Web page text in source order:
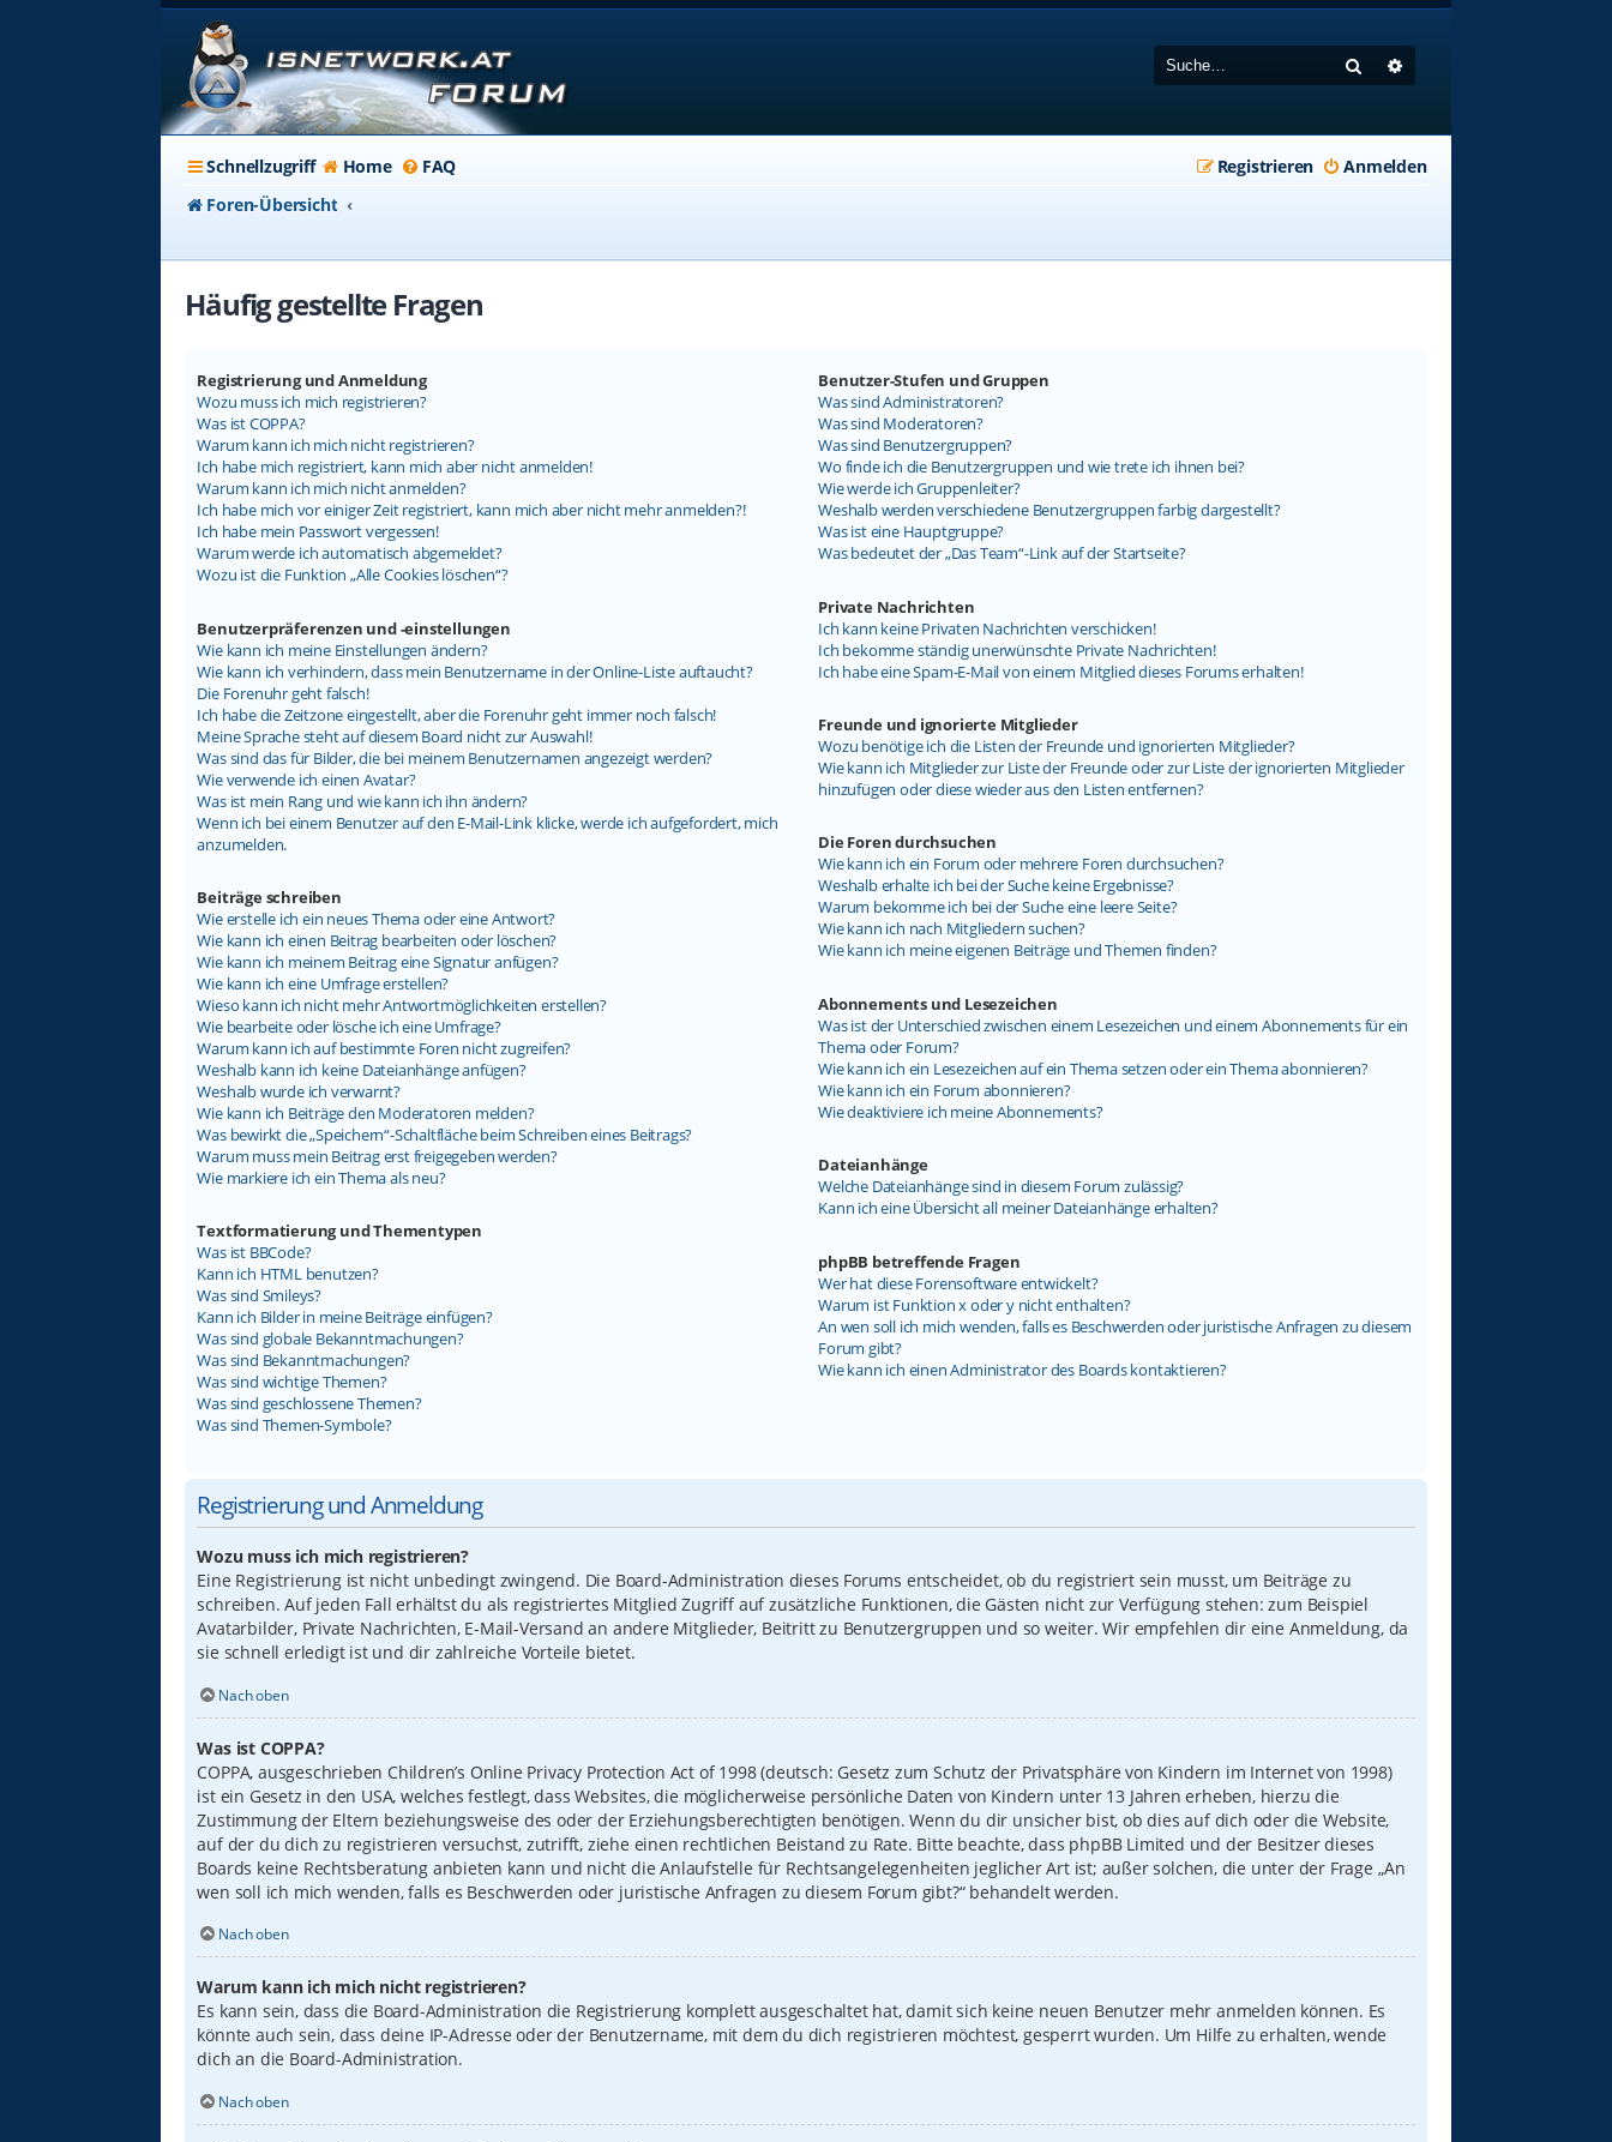
Suche
Schnellzugriff Home FAQ Anmelden
Registrieren
Foren-Übersicht
Häufig gestellte Fragen
Registrierung und Anmeldung
Wozu muss ich mich registrieren?
Was ist COPPA?
Warum kann ich mich nicht registrieren?
Ich habe mich registriert, kann mich aber nicht anmelden!
Warum kann ich mich nicht anmelden?
Ich habe mich vor einiger Zeit registriert, kann mich aber nicht mehr anmelden?!
Ich habe mein Passwort vergessen!
Warum werde ich automatisch abgemeldet?
Wozu ist die Funktion „Alle Cookies löschen“?
Benutzerpräferenzen und -einstellungen
Wie kann ich meine Einstellungen ändern?
Wie kann ich verhindern, dass mein Benutzername in der Online-Liste auftaucht?
Die Forenuhr geht falsch!
Ich habe die Zeitzone eingestellt, aber die Forenuhr geht immer noch falsch!
Meine Sprache steht auf diesem Board nicht zur Auswahl!
Was sind das für Bilder, die bei meinem Benutzernamen angezeigt werden?
Wie verwende ich einen Avatar?
Was ist mein Rang und wie kann ich ihn ändern?
Wenn ich bei einem Benutzer auf den E-Mail-Link klicke, werde ich aufgefordert, mich
anzumelden.
Beiträge schreiben
Wie erstelle ich ein neues Thema oder eine Antwort?
Wie kann ich einen Beitrag bearbeiten oder löschen?
Wie kann ich meinem Beitrag eine Signatur anfügen?
Wie kann ich eine Umfrage erstellen?
Wieso kann ich nicht mehr Antwortmöglichkeiten erstellen?
Wie bearbeite oder lösche ich eine Umfrage?
Warum kann ich auf bestimmte Foren nicht zugreifen?
Weshalb kann ich keine Dateianhänge anfügen?
Weshalb wurde ich verwarnt?
Wie kann ich Beiträge den Moderatoren melden?
Was bewirkt die „Speichern“-Schaltfläche beim Schreiben eines Beitrags?
Warum muss mein Beitrag erst freigegeben werden?
Wie markiere ich ein Thema als neu?
Textformatierung und Thementypen
Was ist BBCode?
Kann ich HTML benutzen?
Was sind Smileys?
Kann ich Bilder in meine Beiträge einfügen?
Was sind globale Bekanntmachungen?
Was sind Bekanntmachungen?
Was sind wichtige Themen?
Was sind geschlossene Themen?
Was sind Themen-Symbole?
Benutzer-Stufen und Gruppen
Was sind Administratoren?
Was sind Moderatoren?
Was sind Benutzergruppen?
Wo finde ich die Benutzergruppen und wie trete ich ihnen bei?
Wie werde ich Gruppenleiter?
Weshalb werden verschiedene Benutzergruppen farbig dargestellt?
Was ist eine Hauptgruppe?
Was bedeutet der „Das Team“-Link auf der Startseite?
Private Nachrichten
Ich kann keine Privaten Nachrichten verschicken!
Ich bekomme ständig unerwünschte Private Nachrichten!
Ich habe eine Spam-E-Mail von einem Mitglied dieses Forums erhalten!
Freunde und ignorierte Mitglieder
Wozu benötige ich die Listen der Freunde und ignorierten Mitglieder?
Wie kann ich Mitglieder zur Liste der Freunde oder zur Liste der ignorierten Mitglieder
hinzufügen oder diese wieder aus den Listen entfernen?
Die Foren durchsuchen
Wie kann ich ein Forum oder mehrere Foren durchsuchen?
Weshalb erhalte ich bei der Suche keine Ergebnisse?
Warum bekomme ich bei der Suche eine leere Seite?
Wie kann ich nach Mitgliedern suchen?
Wie kann ich meine eigenen Beiträge und Themen finden?
Abonnements und Lesezeichen
Was ist der Unterschied zwischen einem Lesezeichen und einem Abonnements für ein
Thema oder Forum?
Wie kann ich ein Lesezeichen auf ein Thema setzen oder ein Thema abonnieren?
Wie kann ich ein Forum abonnieren?
Wie deaktiviere ich meine Abonnements?
Dateianhänge
Welche Dateianhänge sind in diesem Forum zulässig?
Kann ich eine Übersicht all meiner Dateianhänge erhalten?
phpBB betreffende Fragen
Wer hat diese Forensoftware entwickelt?
Warum ist Funktion x oder y nicht enthalten?
An wen soll ich mich wenden, falls es Beschwerden oder juristische Anfragen zu diesem
Forum gibt?
Wie kann ich einen Administrator des Boards kontaktieren?
Registrierung und Anmeldung
Wozu muss ich mich registrieren?
Eine Registrierung ist nicht unbedingt zwingend. Die Board-Administration dieses Forums entscheidet, ob du registriert sein musst, um Beiträge zu
schreiben. Auf jeden Fall erhältst du als registriertes Mitglied Zugriff auf zusätzliche Funktionen, die Gästen nicht zur Verfügung stehen: zum Beispiel
Avatarbilder, Private Nachrichten, E-Mail-Versand an andere Mitglieder, Beitritt zu Benutzergruppen und so weiter. Wir empfehlen dir eine Anmeldung, da
sie schnell erledigt ist und dir zahlreiche Vorteile bietet.
Nach oben
Was ist COPPA?
COPPA, ausgeschrieben Children’s Online Privacy Protection Act of 1998 (deutsch: Gesetz zum Schutz der Privatsphäre von Kindern im Internet von 1998)
ist ein Gesetz in den USA, welches festlegt, dass Websites, die möglicherweise persönliche Daten von Kindern unter 13 Jahren erheben, hierzu die
Zustimmung der Eltern beziehungsweise des oder der Erziehungsberechtigten benötigen. Wenn du dir unsicher bist, ob dies auf dich oder die Website,
auf der du dich zu registrieren versuchst, zutrifft, ziehe einen rechtlichen Beistand zu Rate. Bitte beachte, dass phpBB Limited und der Besitzer dieses
Boards keine Rechtsberatung anbieten kann und nicht die Anlaufstelle für Rechtsangelegenheiten jeglicher Art ist; außer solchen, die unter der Frage „An
wen soll ich mich wenden, falls es Beschwerden oder juristische Anfragen zu diesem Forum gibt?“ behandelt werden.
Nach oben
Warum kann ich mich nicht registrieren?
Es kann sein, dass die Board-Administration die Registrierung komplett ausgeschaltet hat, damit sich keine neuen Benutzer mehr anmelden können. Es
könnte auch sein, dass deine IP-Adresse oder der Benutzername, mit dem du dich registrieren möchtest, gesperrt wurden. Um Hilfe zu erhalten, wende
dich an die Board-Administration.
Nach oben